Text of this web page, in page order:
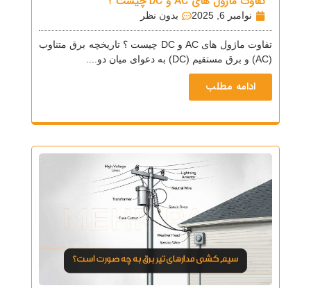
نوامبر 6, 2025 بدون نظر
تفاوت ماژول های AC و DC چیست ؟ تاریخچه برق متناوب
(AC) و برق مستقیم (DC) به دعوای میان دو....
ادامه مطلب